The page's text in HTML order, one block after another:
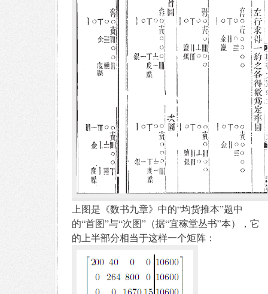
上图是《数书九章》中的“均货推本”题中
的“首图”与“次图”（据“宜稼堂丛书”本），它
的上半部分相当于这样一个矩阵：